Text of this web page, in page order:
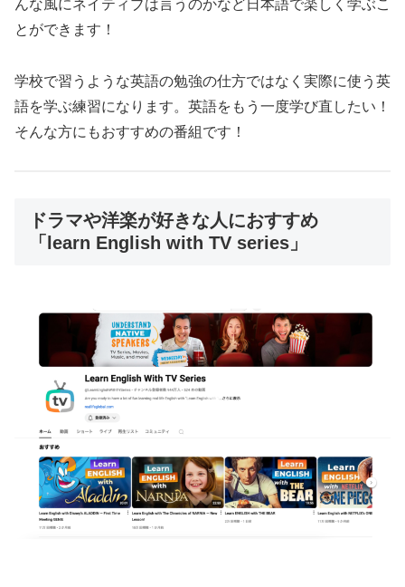
んな風にネイティブは言うのかなど日本語で楽しく学ぶこ
とができます！
学校で習うような英語の勉強の仕方ではなく実際に使う英
語を学ぶ練習になります。英語をもう一度学び直したい！
そんな方にもおすすめの番組です！
ドラマや洋楽が好きな人におすすめ
「learn English with TV series」